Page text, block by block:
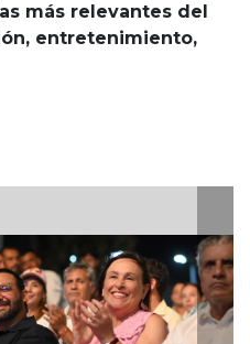
más relevantes del
entretenimiento,